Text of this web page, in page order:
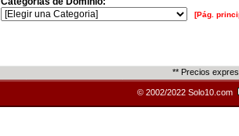
[Pág.
** Precios
© 2002/2022 Solo10.com